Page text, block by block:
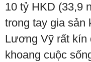
10 tỷ HKD (33,9
trong tay gia sản
Lương Vỹ rất kín
khoang cuộc